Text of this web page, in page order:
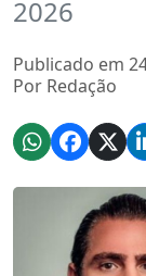
2026
Publicado em
Por Redação